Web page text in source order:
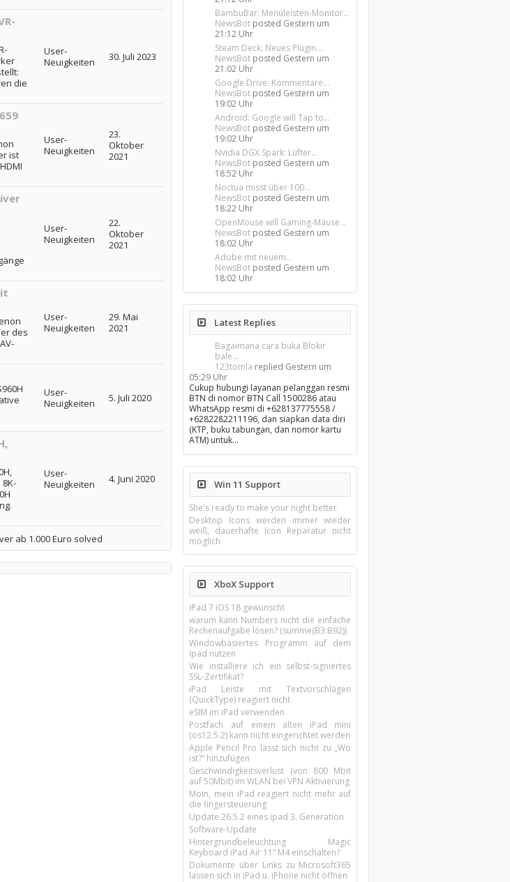
die
User-
Neuigkeiten
30. Juli 2023
ist
User-
Neuigkeiten
23.
Oktober
2021
User-
Neuigkeiten
22.
Oktober
2021
des
User-
Neuigkeiten
29. Mai
2021
User-
Neuigkeiten
5. Juli 2020
User-
Neuigkeiten
4. Juni 2020
ab 1.000 Euro solved
BambuBar: Menüleisten-Monitor...
NewsBot posted Gestern um
21:12 Uhr
Steam Deck: Neues Plugin...
NewsBot posted Gestern um
21:02 Uhr
Google Drive: Kommentare...
NewsBot posted Gestern um
19:02 Uhr
Android: Google will Tap to...
NewsBot posted Gestern um
19:02 Uhr
Nvidia DGX Spark: Lüfter...
NewsBot posted Gestern um
18:52 Uhr
Noctua misst über 100...
NewsBot posted Gestern um
18:22 Uhr
OpenMouse will Gaming-Mäuse...
NewsBot posted Gestern um
18:02 Uhr
Adobe mit neuem...
NewsBot posted Gestern um
18:02 Uhr
Latest Replies
Bagaimana cara buka Blokir
bale...
123tomla replied Gestern um
05:29 Uhr
Cukup hubungi layanan pelanggan resmi
BTN di nomor BTN Call 1500286 atau
WhatsApp resmi di +628137775558 /
+6282282211196, dan siapkan data diri
(KTP, buku tabungan, dan nomor kartu
ATM) untuk…
Win 11 Support
She's ready to make your night better
Desktop Icons werden immer wieder
weiß, dauerhafte Icon Reparatur nicht
möglich
XboX Support
iPad 7 iOS 18 gewünscht
warum kann Numbers nicht die einfache
Rechenaufgabe lösen? (summe(B3:B92))
Windowbasiertes Programm auf dem
Ipad nutzen
Wie installiere ich ein selbst-signiertes
SSL-Zertifikat?
iPad Leiste mit Textvorschlägen
(QuickType) reagiert nicht
eSIM im iPad verwenden
Postfach auf einem alten iPad mini
(os12.5.2) kann nicht eingerichtet werden
Apple Pencil Pro lässt sich nicht zu „Wo
ist?“ hinzufügen
Geschwindigkeitsverlust (von 800 Mbit
auf 50Mbit) im WLAN bei VPN Aktivierung
Moin, mein iPad reagiert nicht mehr auf
die fingersteuerung
Update 26.5.2 eines ipad 3. Generation
Software-Update
Hintergrundbeleuchtung Magic
Keyboard iPad Air 11’’ M4 einschalten?
Dokumente über Links zu Microsoft365
lassen sich in iPad u. iPhone nicht öffnen